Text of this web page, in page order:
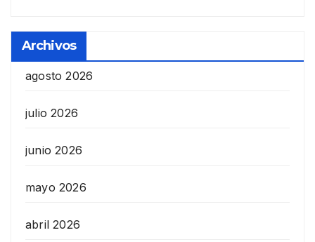
Archivos
agosto 2026
julio 2026
junio 2026
mayo 2026
abril 2026